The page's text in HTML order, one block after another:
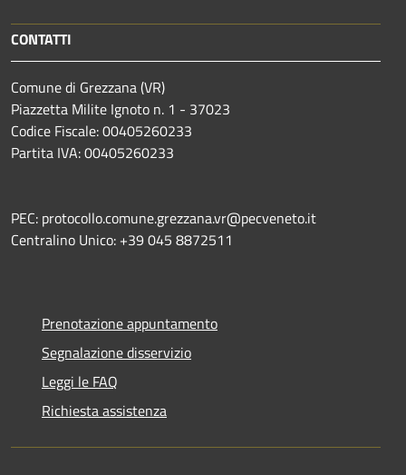
CONTATTI
Comune di Grezzana (VR)
Piazzetta Milite Ignoto n. 1 - 37023
Codice Fiscale: 00405260233
Partita IVA: 00405260233
PEC: protocollo.comune.grezzana.vr@pecveneto.it
Centralino Unico: +39 045 8872511
Prenotazione appuntamento
Segnalazione disservizio
Leggi le FAQ
Richiesta assistenza